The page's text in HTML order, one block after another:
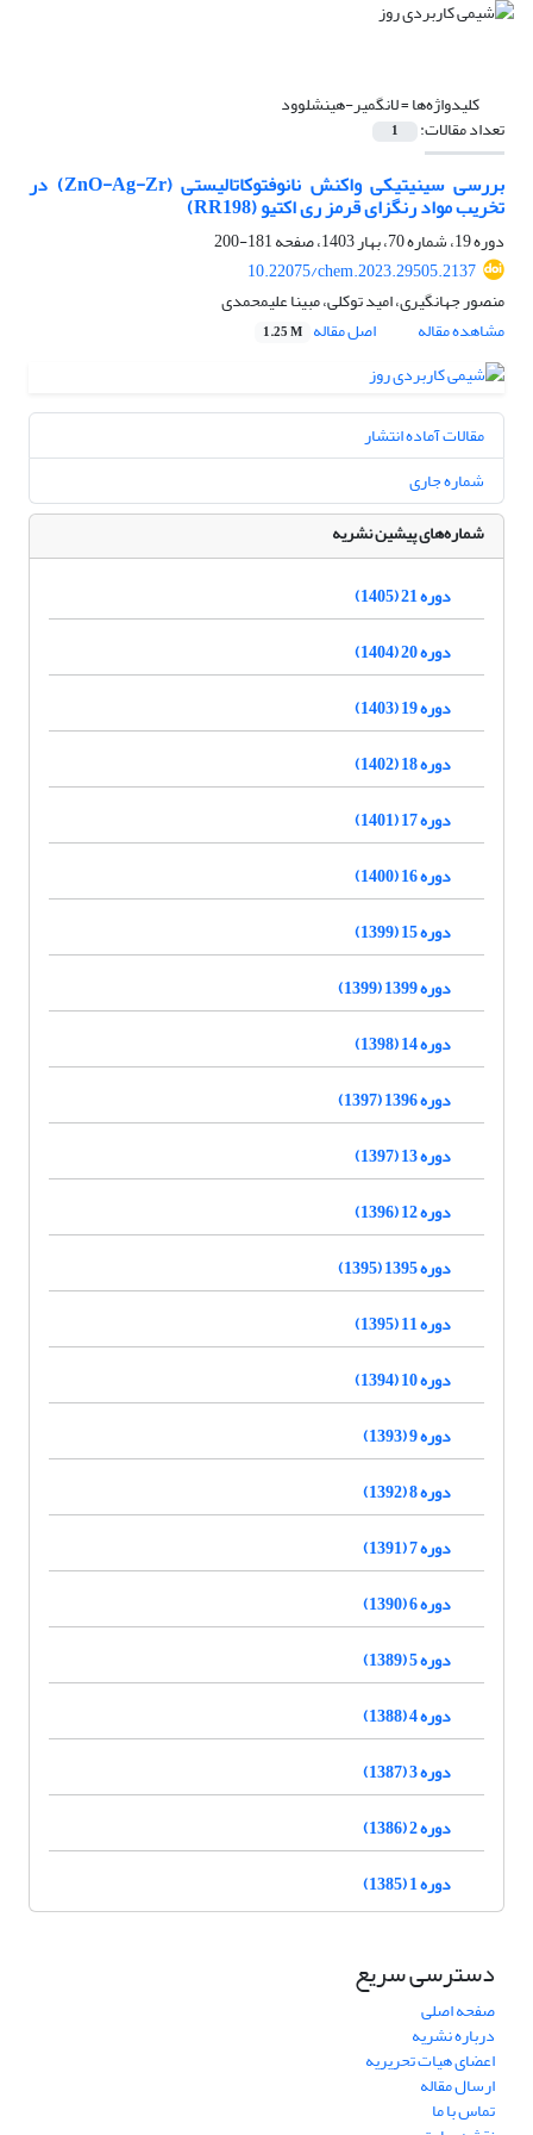
کلیدواژه‌ها =لانگمیر-هینشلوود
تعداد مقالات: 1
بررسی سینیتیکی واکنش نانوفتوکاتالیستی (ZnO-Ag-Zr) در
تخریب مواد رنگزای قرمز ری اکتیو (RR198)
دوره 19، شماره 70، بهار 1403، صفحه
181-200
10.22075/chem.2023.29505.2137
منصور جهانگیری، امید توکلی، مبینا علیمحمدی
مشاهده مقاله
اصل مقاله 1.25 M
مقالات آماده انتشار
شماره جاری
شماره‌های پیشین نشریه
دوره 21 (1405)
دوره 20 (1404)
دوره 19 (1403)
دوره 18 (1402)
دوره 17 (1401)
دوره 16 (1400)
دوره 15 (1399)
دوره 1399 (1399)
دوره 14 (1398)
دوره 1396 (1397)
دوره 13 (1397)
دوره 12 (1396)
دوره 1395 (1395)
دوره 11 (1395)
دوره 10 (1394)
دوره 9 (1393)
دوره 8 (1392)
دوره 7 (1391)
دوره 6 (1390)
دوره 5 (1389)
دوره 4 (1388)
دوره 3 (1387)
دوره 2 (1386)
دوره 1 (1385)
دسترسی سریع
صفحه اصلی
درباره نشریه
اعضای هیات تحریریه
ارسال مقاله
تماس با ما